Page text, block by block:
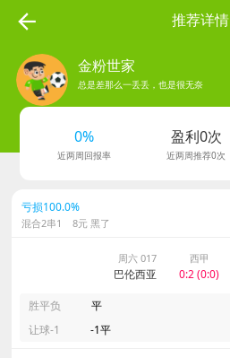
推荐详情
金粉世家
总是差那么一丢丢，也是很无奈
0%
近两周回报率
盈利0次
近两周推荐0次
亏损100.0%
混合2串1 8元 黑了
周六 017
巴伦西亚
西甲
0:2 (0:0)
胜平负
平
让球-1
-1平